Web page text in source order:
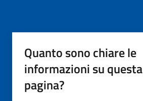
Quanto sono chiare le
informazioni su questa
pagina?